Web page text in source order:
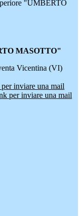
"UMBERTO
MASOTTO"
Vicentina (VI)
inviare una mail
per inviare una mail